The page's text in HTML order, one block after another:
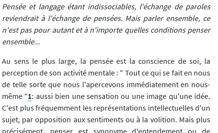
Pensée et langage étant indissociables, l'échange de paroles
reviendrait à l'échange de pensées. Mais parler ensemble, ce
n'est pas pour autant et à n'importe quelles conditions penser
ensemble...
Au sens le plus large, la pensée est la conscience de soi, la
perception de son activité mentale : " Tout ce qui se fait en nous
de telle sorte que nous l'apercevons immédiatement en nous-
même "1: aussi bien une sensation ou une image qu'une idée.
C'est plus fréquemment les représentations intellectuelles d'un
sujet, par opposition aux sentiments ou à la volition. Mais plus
précisément, penser est synonyme d'entendement ou de